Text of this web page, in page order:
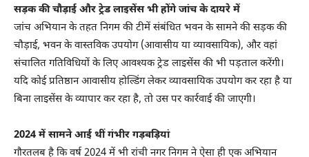
सड़क की चौड़ाई और ट्रेड लाइसेंस भी होंगे जांच के दायरे में
जांच अभियान के तहत निगम की टीमें संबंधित भवन के सामने की सड़क की
चौड़ाई, भवन के वास्तविक उपयोग (आवासीय या व्यावसायिक), और वहां
संचालित गतिविधियों के लिए आवश्यक ट्रेड लाइसेंस की भी पड़ताल करेंगी।
यदि कोई प्रतिष्ठान आवासीय होल्डिंग लेकर व्यावसायिक उपयोग कर रहा है या
बिना लाइसेंस के व्यापार कर रहा है, तो उस पर कार्रवाई की जाएगी।
2024 में सामने आई थीं गंभीर गड़बड़ियां
गौरतलब है कि वर्ष 2024 में भी रांची नगर निगम ने ऐसा ही एक अभियान